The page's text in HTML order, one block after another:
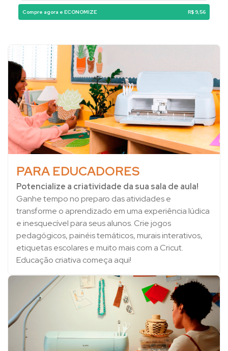
Compre agora e ECONOMIZE R$ 9,56
PARA EDUCADORES
Potencialize a criatividade da sua sala de aula!
Ganhe tempo no preparo das atividades e
transforme o aprendizado em uma experiência lúdica
e inesquecível para seus alunos. Crie jogos
pedagógicos, painéis temáticos, murais interativos,
etiquetas escolares e muito mais com a Cricut.
Educação criativa começa aqui!